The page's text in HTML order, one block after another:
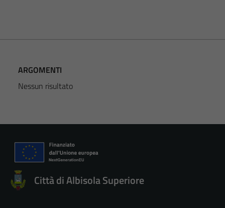
ARGOMENTI
Nessun risultato
Città di Albisola Superiore